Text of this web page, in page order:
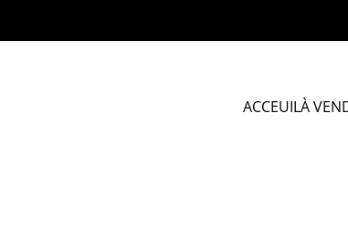
ACCEUILÀ